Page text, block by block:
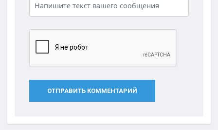
ОТПРАВИТЬ КОММЕНТАРИЙ